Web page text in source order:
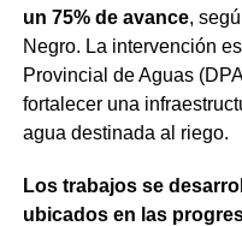
un 75% de avance,
Negro. La intervención
Provincial de Aguas
fortalecer una
agua destinada al riego.
Los trabajos se
ubicados en las